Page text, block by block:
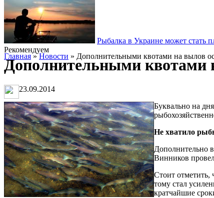
Рыбалка в Украине может стать
Рекомендуем
Главная»Новости » Дополнительными квотами на вылов
Дополнительными квотами
23.09.2014
Буквально на
Не хватило
Дополнительно
Винников
Стоит отметить,
тому стал
кратчайшие